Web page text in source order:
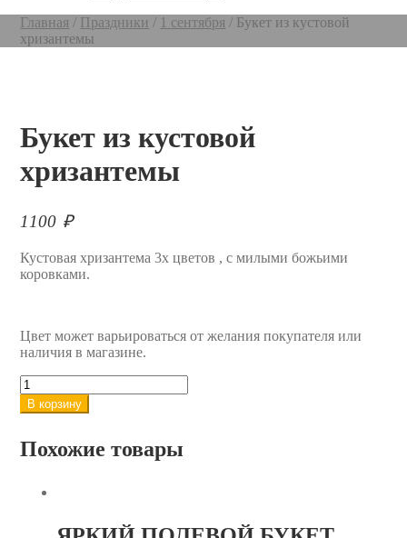
Главная / Праздники / 1 сентября / Букет из кустовой
хризантемы
Букет из кустовой
хризантемы
1100 ₽
Кустовая хризантема 3х цветов , с милыми божьими
коровками.
Цвет может варьироваться от желания покупателя или
наличия в магазине.
Количество
товара
Букет
кустовой
В корзину
Похожие товары